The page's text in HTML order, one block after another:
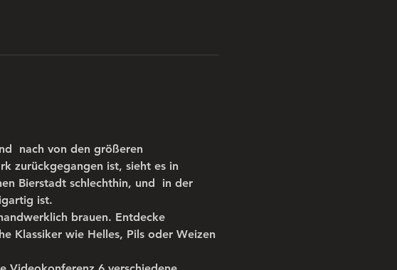
nach von den größeren
zurückgegangen ist, sieht es in
Bierstadt schlechthin, und  in der
ist.
brauen. Entdecke
Klassiker wie Helles, Pils oder Weizen